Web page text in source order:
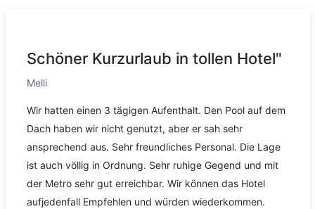
Schöner Kurzurlaub in tollen Hotel"
Melli
Wir hatten einen 3 tägigen Aufenthalt. Den Pool auf dem
Dach haben wir nicht genutzt, aber er sah sehr
ansprechend aus. Sehr freundliches Personal. Die Lage
ist auch völlig in Ordnung. Sehr ruhige Gegend und mit
der Metro sehr gut erreichbar. Wir können das Hotel
aufjedenfall Empfehlen und würden wiederkommen.